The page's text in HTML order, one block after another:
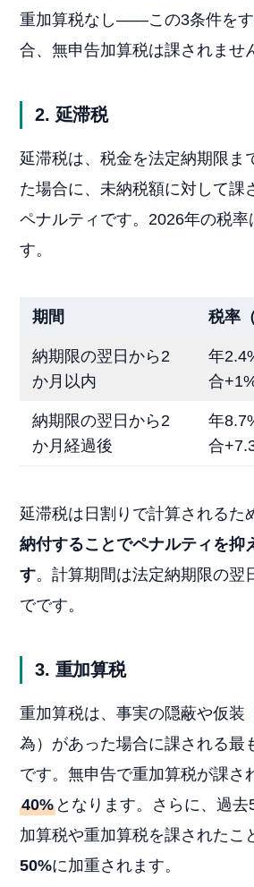
重加算税なし——この3条件を
合、無申告加算税は課されませ
2. 延滞税
延滞税は、税金を法定納期限ま
た場合に、未納税額に対して課
ペナルティです。2026年の税
す。
期間 税率
納期限の翌日から2
か月以内
年
合+1%
納期限の翌日から2
か月経過後
年
合
延滞税は日割りで計算されるた
納付することでペナルティを抑
す。計算期間は法定納期限の翌
でです。
3. 重加算税
重加算税は、事実の隠蔽や仮装
為）があった場合に課される最
です。無申告で重加算税が課さ
40% となります。さらに、過
加算税や重加算税を課されたこ
50%に加重されます。